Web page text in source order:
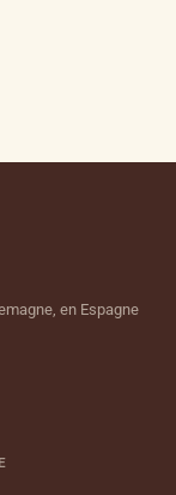
en Espagne